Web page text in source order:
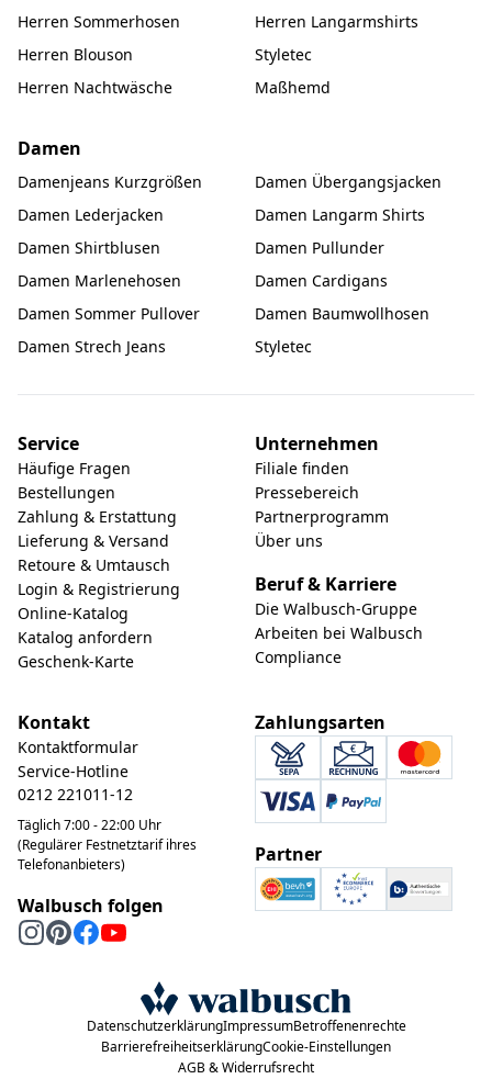
Herren Sommerhosen
Herren Langarmshirts
Herren Blouson
Styletec
Herren Nachtwäsche
Maßhemd
Damen
Damenjeans Kurzgrößen
Damen Übergangsjacken
Damen Lederjacken
Damen Langarm Shirts
Damen Shirtblusen
Damen Pullunder
Damen Marlenehosen
Damen Cardigans
Damen Sommer Pullover
Damen Baumwollhosen
Damen Strech Jeans
Styletec
Service
Häufige Fragen
Bestellungen
Zahlung & Erstattung
Lieferung & Versand
Retoure & Umtausch
Login & Registrierung
Online-Katalog
Katalog anfordern
Geschenk-Karte
Unternehmen
Filiale finden
Pressebereich
Partnerprogramm
Über uns
Beruf & Karriere
Die Walbusch-Gruppe
Arbeiten bei Walbusch
Compliance
Kontakt
Kontaktformular
Service-Hotline
0212 221011-12
Täglich 7:00 - 22:00 Uhr
(Regulärer Festnetztarif ihres
Telefonanbieters)
Walbusch folgen
Zahlungsarten
Partner
DatenschutzerklärungImpressumBetroffenenrechte
BarrierefreiheitserklärungCookie-Einstellungen
AGB & Widerrufsrecht